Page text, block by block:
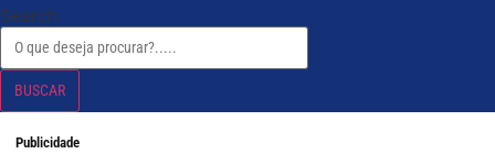
Search
BUSCAR
Publicidade